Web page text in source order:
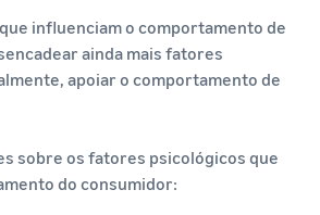
influenciam o comportamento de
ainda mais fatores
apoiar o comportamento de
sobre os fatores psicológicos que
do consumidor: